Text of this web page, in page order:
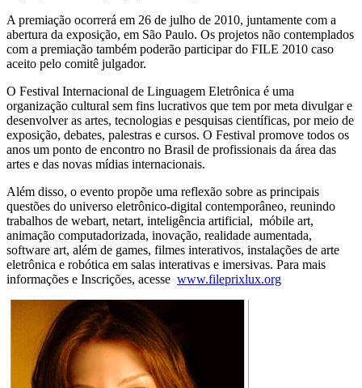
A premiação ocorrerá em 26 de julho de 2010, juntamente com a
abertura da exposição, em São Paulo. Os projetos não contemplados
com a premiação também poderão participar do FILE 2010 caso
aceito pelo comitê julgador.
O Festival Internacional de Linguagem Eletrônica é uma
organização cultural sem fins lucrativos que tem por meta divulgar e
desenvolver as artes, tecnologias e pesquisas científicas, por meio de
exposição, debates, palestras e cursos. O Festival promove todos os
anos um ponto de encontro no Brasil de profissionais da área das
artes e das novas mídias internacionais.
Além disso, o evento propõe uma reflexão sobre as principais
questões do universo eletrônico-digital contemporâneo, reunindo
trabalhos de webart, netart, inteligência artificial, móbile art,
animação computadorizada, inovação, realidade aumentada,
software art, além de games, filmes interativos, instalações de arte
eletrônica e robótica em salas interativas e imersivas. Para mais
informações e Inscrições, acesse www.fileprixlux.org